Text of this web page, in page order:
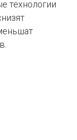
технологии